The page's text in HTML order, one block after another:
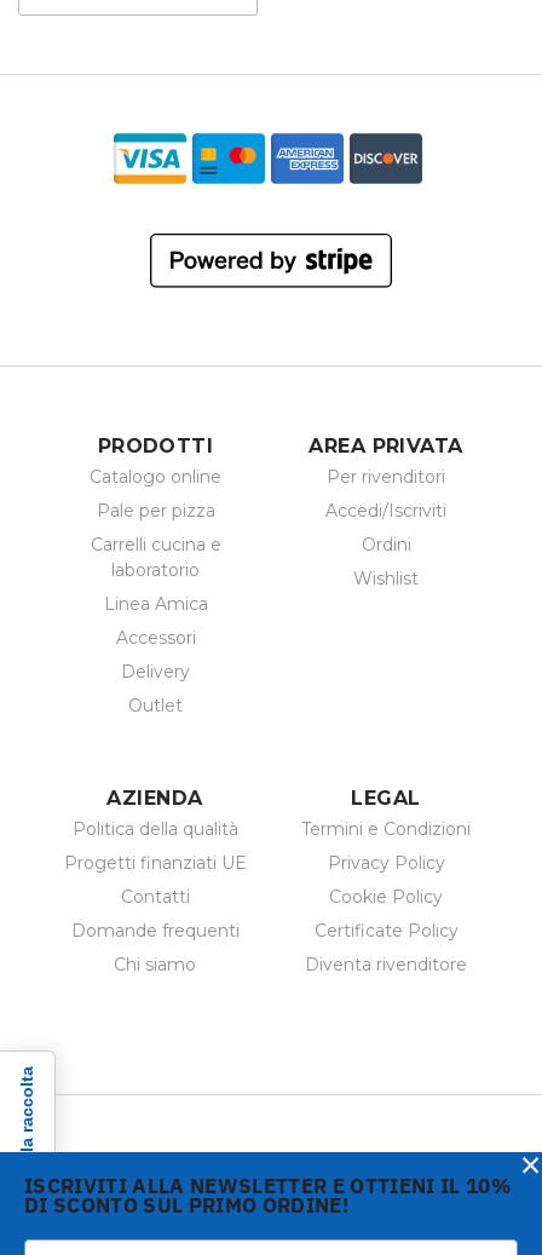
PRODOTTI
Catalogo online
Pale per pizza
Carrelli cucina e
laboratorio
Linea Amica
Accessori
Delivery
Outlet
AREA PRIVATA
Per rivenditori
Accedi/Iscriviti
Ordini
Wishlist
AZIENDA
Politica della qualità
Progetti finanziati UE
Contatti
Domande frequenti
Chi siamo
LEGAL
Termini e Condizioni
Privacy Policy
Cookie Policy
Certificate Policy
Diventa rivenditore
Informativa sulla raccoltaISCRIVITI ALLA NEWSLETTER E OTTIENI IL 10%
DI SCONTO SUL PRIMO ORDINE!
×